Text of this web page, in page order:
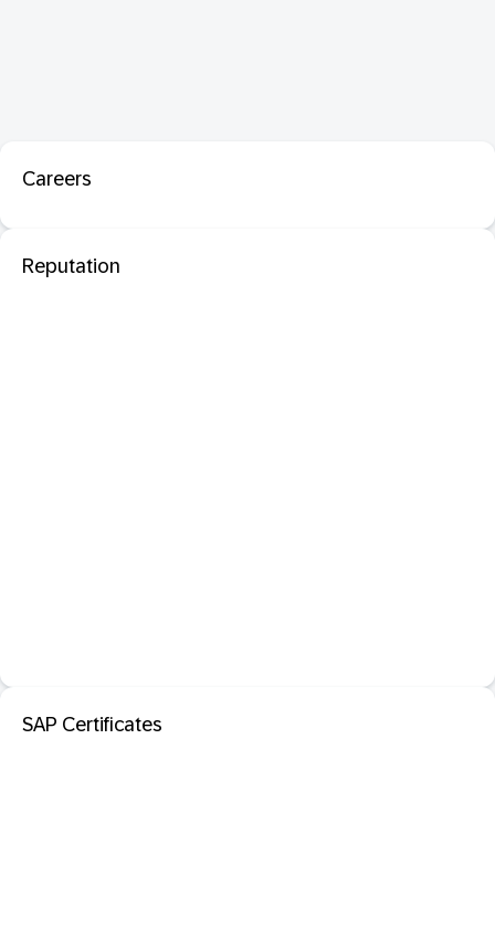
Careers
Reputation
SAP Certificates